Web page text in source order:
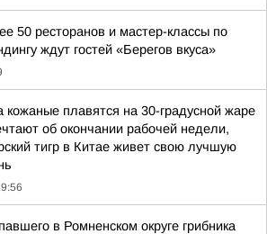
50 ресторанов и мастер-классы по
ждут гостей «Берегов вкуса»
кожаные плавятся на 30-градусной жаре
об окончании рабочей недели,
тигр в Китае живет свою лучшую
в Ромненском округе грибника